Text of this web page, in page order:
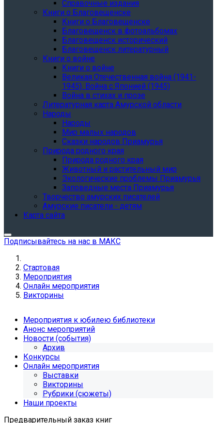
Справочные издания
Книги о Благовещенске
Книги о Благовещенске
Благовещенск в фотоальбомах
Благовещенск исторический
Благовещенск литературный
Книги о войне
Книги о войне
Великая Отечественная война (1941-
1945). Война с Японией (1945)
Война в стихах и прозе
Литературная карта Амурской области
Народы
Народы
Мир малых народов
Сказки народов Приамурья
Природа родного края
Природа родного края
Животный и растительный мир
Экологические проблемы Приамурья
Заповедные места Приамурья
Творчество амурских писателей
Амурские писатели - детям
Карта сайта
Подписывайтесь на нас в МАКС
Стартовая
Мероприятия
Онлайн мероприятия
Викторины
Мероприятия к юбилею библиотеки
Анонс мероприятий
Новости (события)
Архив
Конкурсы
Онлайн мероприятия
Выставки
Викторины
Рубрики (сюжеты)
Наши проекты
Предварительный заказ книг